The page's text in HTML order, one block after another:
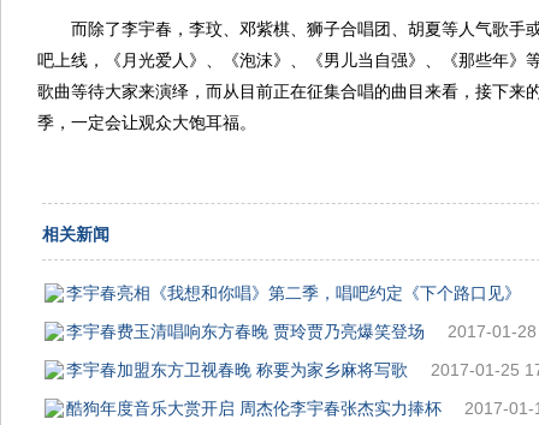
而除了李宇春，李玟、邓紫棋、狮子合唱团、胡夏等人气歌手
吧上线，《月光爱人》、《泡沫》、《男儿当自强》、《那些年》
歌曲等待大家来演绎，而从目前正在征集合唱的曲目来看，接下来
季，一定会让观众大饱耳福。
相关新闻
李宇春亮相《我想和你唱》第二季，唱吧约定《下个路口见》
李宇春费玉清唱响东方春晚 贾玲贾乃亮爆笑登场
2017-01-
李宇春加盟东方卫视春晚 称要为家乡麻将写歌
2017-01-25
酷狗年度音乐大赏开启 周杰伦李宇春张杰实力捧杯
2017-01-